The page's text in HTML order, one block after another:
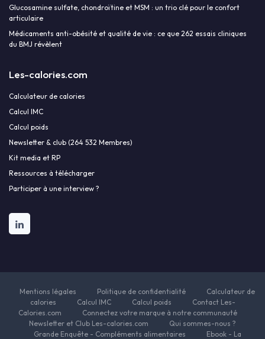
Glucosamine sulfate, chondroïtine et MSM : un trio clé pour le confort
articulaire
Médicaments anti-obésité et qualité de vie : ce que 262 essais cliniques
du BMJ révèlent
Les-calories.com
Calculateur de calories
Calcul IMC
Calcul poids
Newsletter & club (264 532 Membres)
Kit media et RP
Ressources à télécharger
Participer à une interview ?
Mentions légales Politique de confidentialité
Calculateur de
calories
Calcul IMC Calcul poids
Contact Les-
Calories.com
Connectez votre marque à notre communauté
Newsletter et Club Les-calories.com
Qui sommes-nous ?
Grande Enquête - Compléments alimentaires
Ebook - La